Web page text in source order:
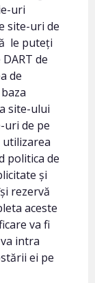
uri
site-uri de
le puteți
de
de
site-ului
uri de pe
politica de
și
rezervă
aceste
va fi
intra
ei pe